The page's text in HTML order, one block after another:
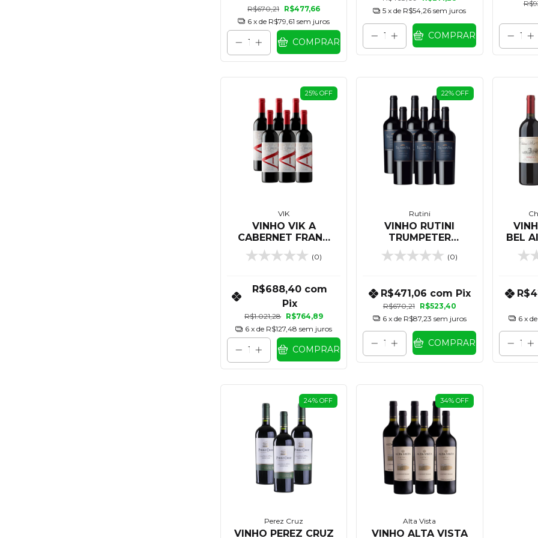
R$670,21 R$477,66
6 x de R$79,61 sem juros
COMPRAR
5 x de R$54,26 sem juros
COMPRAR
25%OFF
VIK
VINHO VIK A
CABERNET FRANC
750 ML - KIT 06
UNIDADES
(0)
R$1.021,28 R$764,89
R$688,40 com
Pix
6 x de R$127,48 sem juros
COMPRAR
22% OFF
Rutini
VINHO RUTINI
TRUMPETER
CABERNET FRANC
750 ML - KIT 06
(0)
R$670,21 R$523,40
R$471,06 com Pix
6 x de R$87,23 sem juros
COMPRAR
BEL
03
6 x
24%OFF
Perez Cruz
VINHO PEREZ CRUZ
34% OFF
Alta Vista
VINHO ALTA VISTA